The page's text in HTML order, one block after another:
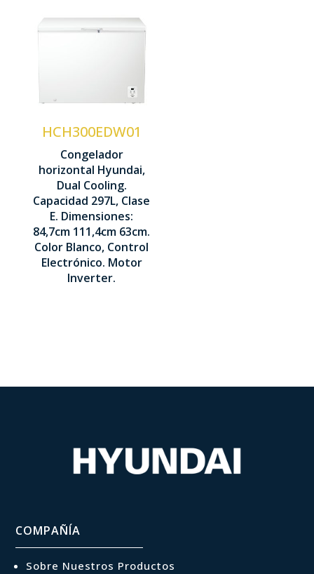
HCH300EDW01
Congelador
horizontal Hyundai,
Dual Cooling.
Capacidad 297L, Clase
E. Dimensiones:
84,7cm 111,4cm 63cm.
Color Blanco, Control
Electrónico. Motor
Inverter.
300 Litros
Cíclica
Control
Display
LED
847 x 1114
x 630 mm
COMPAÑÍA
Sobre Nuestros Productos